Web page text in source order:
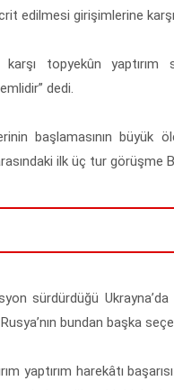
edilmesi girişimlerine
topyekûn yaptırım
dedi.
başlamasının büyük
ilk üç tur görüşme
sürdürdüğü
bundan başka
yaptırım harekâtı